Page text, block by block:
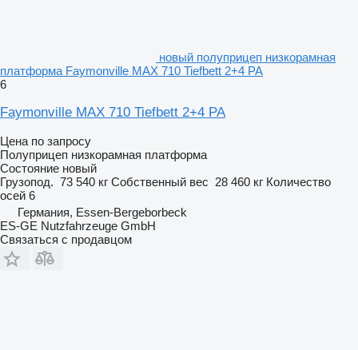
новый полуприцеп низкорамная
платформа Faymonville MAX 710 Tiefbett 2+4 PA
6
Faymonville MAX 710 Tiefbett 2+4 PA
Цена по запросу
Полуприцеп низкорамная платформа
Состояние новый
Грузопод. 73 540 кг Собственный вес 28 460 кг Количество
осей 6
Германия, Essen-Bergeborbeck
ES-GE Nutzfahrzeuge GmbH
Связаться с продавцом